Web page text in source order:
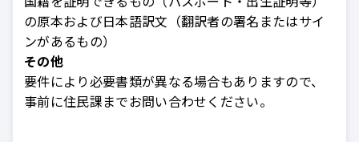
の原本および日本語訳文（翻訳者の署名またはサイ
ンがあるもの）
その他
要件により必要書類が異なる場合もありますので、
事前に住民課までお問い合わせください。